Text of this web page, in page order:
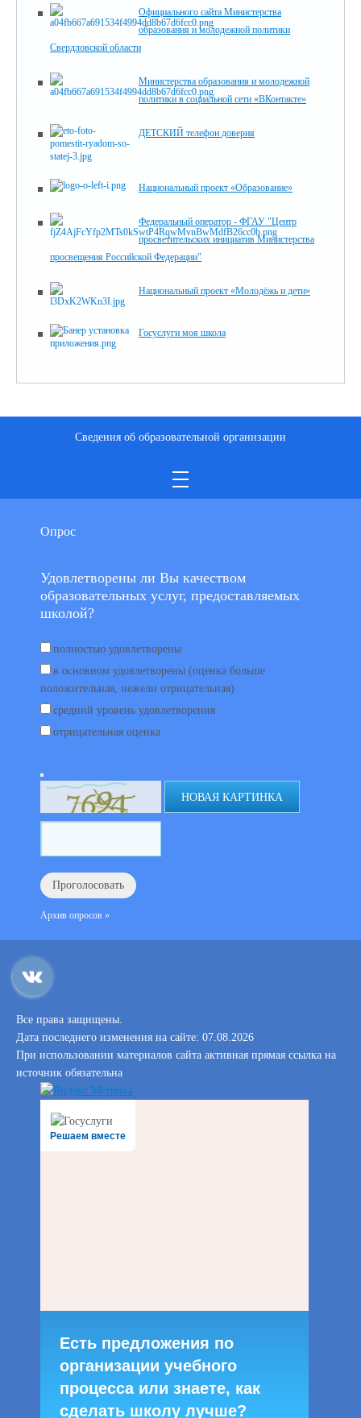
Официального сайта Министерства
образования и молодежной политики
Свердловской области
Министерства образования и молодежной
политики в социальной сети «ВКонтакте»
ДЕТСКИЙ телефон доверия
Национальный проект «Образование»
Федеральный оператор - ФГАУ "Центр
просветительских инициатив Министерства
просвещения Российской Федерации"
Национальный проект «Молодёжь и дети»
Госуслуги моя школа
Сведения об образовательной организации
Опрос
Удовлетворены ли Вы качеством
образовательных услуг, предоставляемых
школой?
полностью удовлетворены
в основном удовлетворены (оценка больше
положительная, нежели отрицательная)
средний уровень удовлетворения
отрицательная оценка
НОВАЯ КАРТИНКА
Архив опросов »
Все права защищены.
Дата последнего изменения на сайте: 07.08.2026
При использовании материалов сайта активная прямая ссылка на
источник обязательна
Решаем вместе
Есть предложения по
организации учебного
процесса или знаете, как
сделать школу лучше?